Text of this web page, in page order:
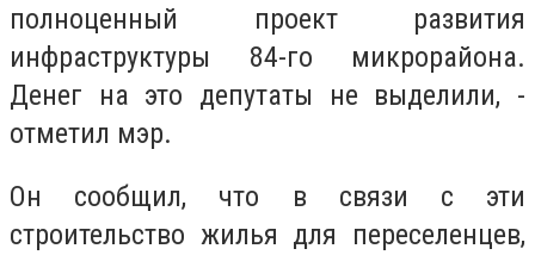
полноценный проект развития
инфраструктуры 84-го микрорайона.
Денег на это депутаты не выделили, -
отметил мэр.
Он сообщил, что в связи с эти
строительство жилья для переселенцев,